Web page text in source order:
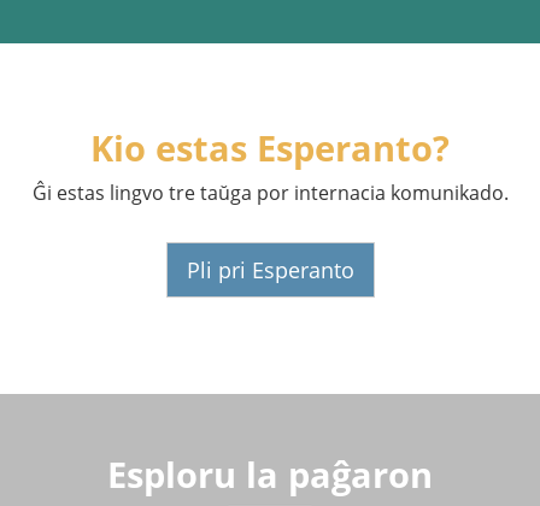
Kio estas Esperanto?
Ĝi estas lingvo tre taŭga por internacia komunikado.
Pli pri Esperanto
Esploru la paĝaron